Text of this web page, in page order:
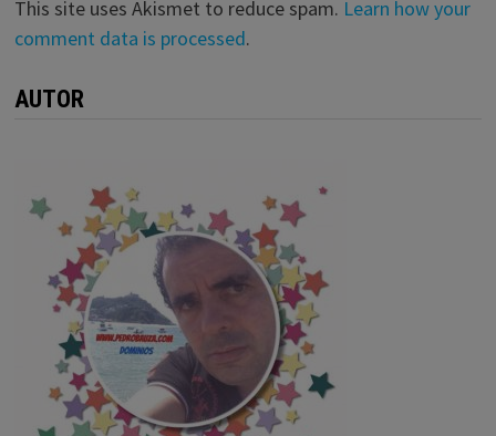
This site uses Akismet to reduce spam. Learn how your
comment data is processed.
AUTOR